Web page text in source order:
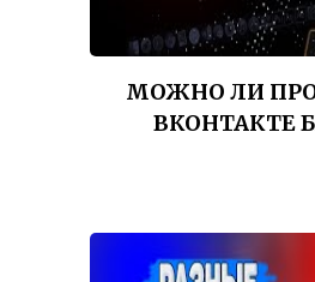
МОЖНО ЛИ
ВКОНТАКТЕ